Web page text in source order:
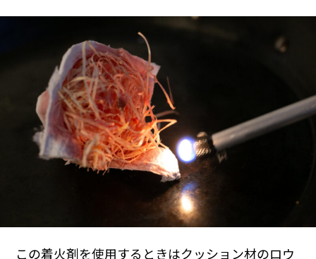
この着火剤を使用するときはクッション材のロウ